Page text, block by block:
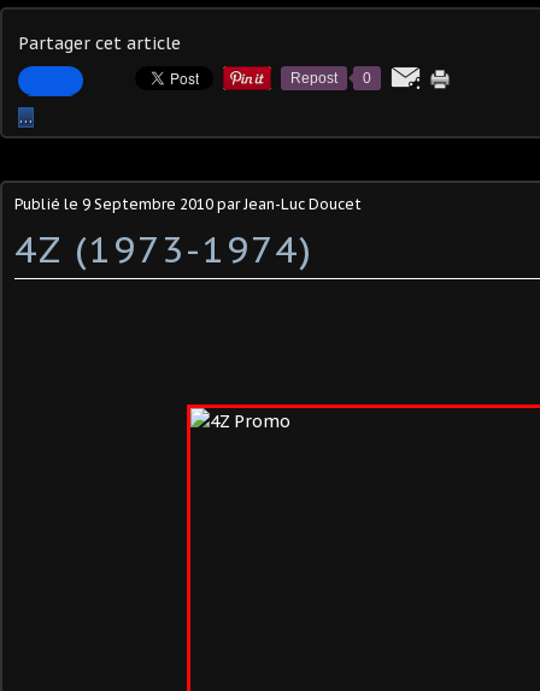
Partager cet article
Repost 0
…
Publié le 9 Septembre 2010 par Jean-Luc Doucet
4Z (1973-1974)